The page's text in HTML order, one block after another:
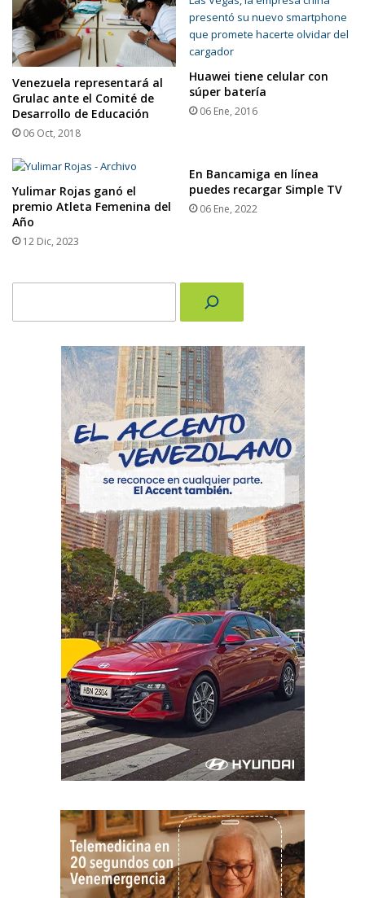
Venezuela representará al
Grulac ante el Comité de
Desarrollo de Educación
06 Oct, 2018
Huawei tiene celular con
súper batería
06 Ene, 2016
Yulimar Rojas ganó el
premio Atleta Femenina del
Año
12 Dic, 2023
En Bancamiga en línea
puedes recargar Simple TV
06 Ene, 2022